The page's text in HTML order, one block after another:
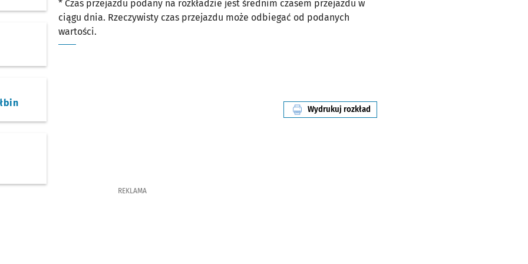
Sprawdź proponowane przesiadki na inne linie
Czas przejazdu
Sprawdź proponowane przesiadki na inne linie
Czas przejazdu
* Czas przejazdu podany na rozkładzie jest średnim czasem przejazdu w
ciągu dnia. Rzeczywisty czas przejazdu może odbiegać od podanych
wartości.
Wydrukuj rozkład
linii nr 1
REKLAMA